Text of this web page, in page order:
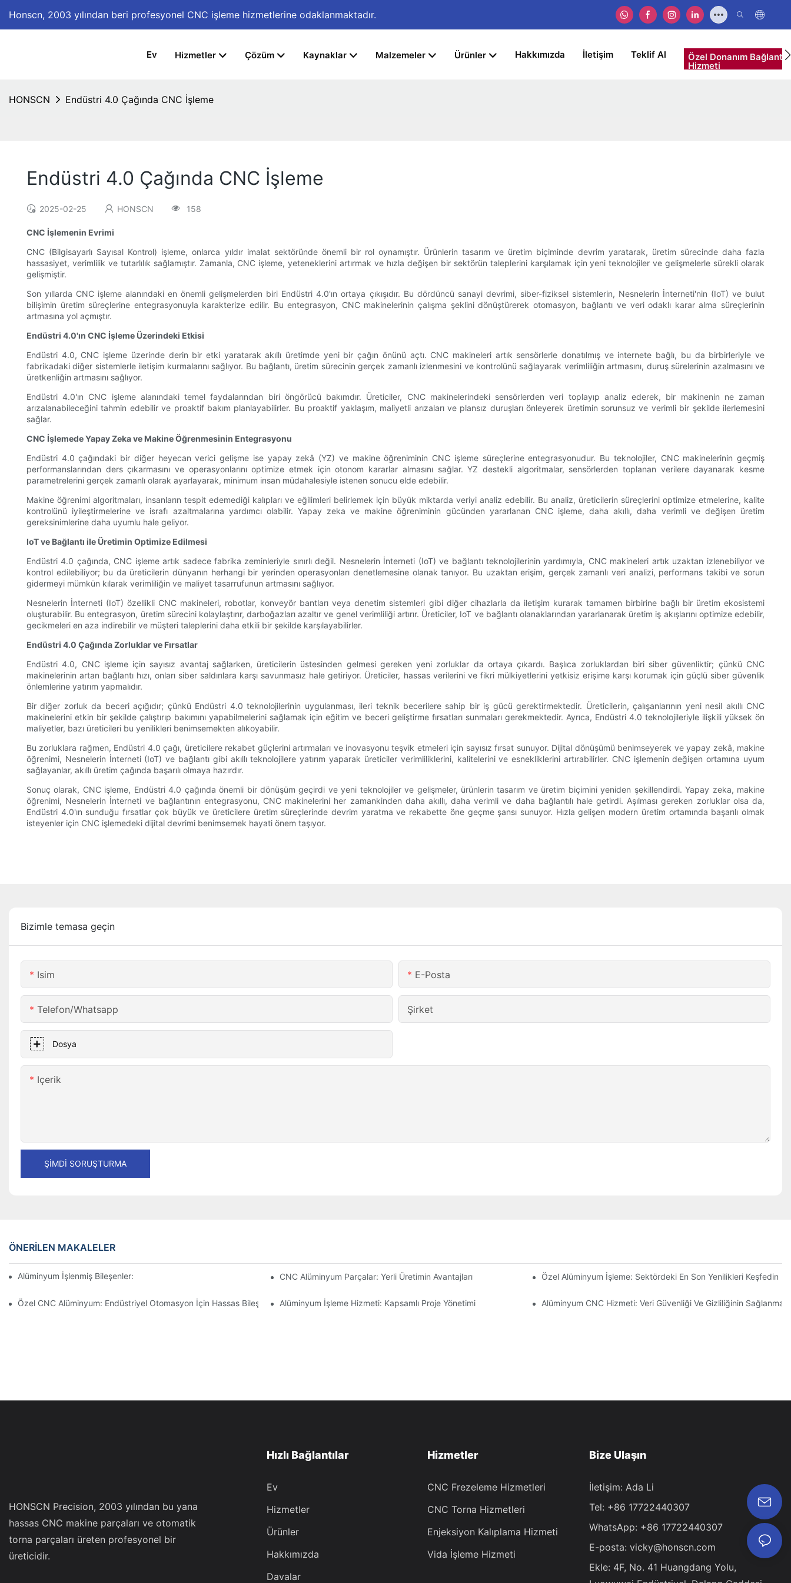
Honscn, 2003 yılından beri profesyonel CNC işleme hizmetlerine odaklanmaktadır.
Ev Hizmetler Çözüm Kaynaklar Malzemeler Ürünler Hakkımızda İletişim Teklif Al Özel Donanım Bağlantı
Hizmeti
HONSCN Endüstri 4.0 Çağında CNC İşleme
Endüstri 4.0 Çağında CNC İşleme
2025-02-25 HONSCN 158
CNC İşlemenin Evrimi
CNC (Bilgisayarlı Sayısal Kontrol) işleme, onlarca yıldır imalat sektöründe önemli bir rol oynamıştır. Ürünlerin tasarım ve üretim biçiminde devrim yaratarak, üretim sürecinde daha fazla
hassasiyet, verimlilik ve tutarlılık sağlamıştır. Zamanla, CNC işleme, yeteneklerini artırmak ve hızla değişen bir sektörün taleplerini karşılamak için yeni teknolojiler ve gelişmelerle sürekli olarak
gelişmiştir.
Son yıllarda CNC işleme alanındaki en önemli gelişmelerden biri Endüstri 4.0'ın ortaya çıkışıdır. Bu dördüncü sanayi devrimi, siber-fiziksel sistemlerin, Nesnelerin İnterneti'nin (IoT) ve bulut
bilişimin üretim süreçlerine entegrasyonuyla karakterize edilir. Bu entegrasyon, CNC makinelerinin çalışma şeklini dönüştürerek otomasyon, bağlantı ve veri odaklı karar alma süreçlerinin
artmasına yol açmıştır.
Endüstri 4.0'ın CNC İşleme Üzerindeki Etkisi
Endüstri 4.0, CNC işleme üzerinde derin bir etki yaratarak akıllı üretimde yeni bir çağın önünü açtı. CNC makineleri artık sensörlerle donatılmış ve internete bağlı, bu da birbirleriyle ve
fabrikadaki diğer sistemlerle iletişim kurmalarını sağlıyor. Bu bağlantı, üretim sürecinin gerçek zamanlı izlenmesini ve kontrolünü sağlayarak verimliliğin artmasını, duruş sürelerinin azalmasını ve
üretkenliğin artmasını sağlıyor.
Endüstri 4.0'ın CNC işleme alanındaki temel faydalarından biri öngörücü bakımdır. Üreticiler, CNC makinelerindeki sensörlerden veri toplayıp analiz ederek, bir makinenin ne zaman
arızalanabileceğini tahmin edebilir ve proaktif bakım planlayabilirler. Bu proaktif yaklaşım, maliyetli arızaları ve plansız duruşları önleyerek üretimin sorunsuz ve verimli bir şekilde ilerlemesini
sağlar.
CNC İşlemede Yapay Zeka ve Makine Öğrenmesinin Entegrasyonu
Endüstri 4.0 çağındaki bir diğer heyecan verici gelişme ise yapay zekâ (YZ) ve makine öğreniminin CNC işleme süreçlerine entegrasyonudur. Bu teknolojiler, CNC makinelerinin geçmiş
performanslarından ders çıkarmasını ve operasyonlarını optimize etmek için otonom kararlar almasını sağlar. YZ destekli algoritmalar, sensörlerden toplanan verilere dayanarak kesme
parametrelerini gerçek zamanlı olarak ayarlayarak, minimum insan müdahalesiyle istenen sonucu elde edebilir.
Makine öğrenimi algoritmaları, insanların tespit edemediği kalıpları ve eğilimleri belirlemek için büyük miktarda veriyi analiz edebilir. Bu analiz, üreticilerin süreçlerini optimize etmelerine, kalite
kontrolünü iyileştirmelerine ve israfı azaltmalarına yardımcı olabilir. Yapay zeka ve makine öğreniminin gücünden yararlanan CNC işleme, daha akıllı, daha verimli ve değişen üretim
gereksinimlerine daha uyumlu hale geliyor.
IoT ve Bağlantı ile Üretimin Optimize Edilmesi
Endüstri 4.0 çağında, CNC işleme artık sadece fabrika zeminleriyle sınırlı değil. Nesnelerin İnterneti (IoT) ve bağlantı teknolojilerinin yardımıyla, CNC makineleri artık uzaktan izlenebiliyor ve
kontrol edilebiliyor; bu da üreticilerin dünyanın herhangi bir yerinden operasyonları denetlemesine olanak tanıyor. Bu uzaktan erişim, gerçek zamanlı veri analizi, performans takibi ve sorun
gidermeyi mümkün kılarak verimliliğin ve maliyet tasarrufunun artmasını sağlıyor.
Nesnelerin İnterneti (IoT) özellikli CNC makineleri, robotlar, konveyör bantları veya denetim sistemleri gibi diğer cihazlarla da iletişim kurarak tamamen birbirine bağlı bir üretim ekosistemi
oluşturabilir. Bu entegrasyon, üretim sürecini kolaylaştırır, darboğazları azaltır ve genel verimliliği artırır. Üreticiler, IoT ve bağlantı olanaklarından yararlanarak üretim iş akışlarını optimize edebilir,
gecikmeleri en aza indirebilir ve müşteri taleplerini daha etkili bir şekilde karşılayabilirler.
Endüstri 4.0 Çağında Zorluklar ve Fırsatlar
Endüstri 4.0, CNC işleme için sayısız avantaj sağlarken, üreticilerin üstesinden gelmesi gereken yeni zorluklar da ortaya çıkardı. Başlıca zorluklardan biri siber güvenliktir; çünkü CNC
makinelerinin artan bağlantı hızı, onları siber saldırılara karşı savunmasız hale getiriyor. Üreticiler, hassas verilerini ve fikri mülkiyetlerini yetkisiz erişime karşı korumak için güçlü siber güvenlik
önlemlerine yatırım yapmalıdır.
Bir diğer zorluk da beceri açığıdır; çünkü Endüstri 4.0 teknolojilerinin uygulanması, ileri teknik becerilere sahip bir iş gücü gerektirmektedir. Üreticilerin, çalışanlarının yeni nesil akıllı CNC
makinelerini etkin bir şekilde çalıştırıp bakımını yapabilmelerini sağlamak için eğitim ve beceri geliştirme fırsatları sunmaları gerekmektedir. Ayrıca, Endüstri 4.0 teknolojileriyle ilişkili yüksek ön
maliyetler, bazı üreticileri bu yenilikleri benimsemekten alıkoyabilir.
Bu zorluklara rağmen, Endüstri 4.0 çağı, üreticilere rekabet güçlerini artırmaları ve inovasyonu teşvik etmeleri için sayısız fırsat sunuyor. Dijital dönüşümü benimseyerek ve yapay zekâ, makine
öğrenimi, Nesnelerin İnterneti (IoT) ve bağlantı gibi akıllı teknolojilere yatırım yaparak üreticiler verimliliklerini, kalitelerini ve esnekliklerini artırabilirler. CNC işlemenin değişen ortamına uyum
sağlayanlar, akıllı üretim çağında başarılı olmaya hazırdır.
Sonuç olarak, CNC işleme, Endüstri 4.0 çağında önemli bir dönüşüm geçirdi ve yeni teknolojiler ve gelişmeler, ürünlerin tasarım ve üretim biçimini yeniden şekillendirdi. Yapay zeka, makine
öğrenimi, Nesnelerin İnterneti ve bağlantının entegrasyonu, CNC makinelerini her zamankinden daha akıllı, daha verimli ve daha bağlantılı hale getirdi. Aşılması gereken zorluklar olsa da,
Endüstri 4.0'ın sunduğu fırsatlar çok büyük ve üreticilere üretim süreçlerinde devrim yaratma ve rekabette öne geçme şansı sunuyor. Hızla gelişen modern üretim ortamında başarılı olmak
isteyenler için CNC işlemedeki dijital devrimi benimsemek hayati önem taşıyor.
Bizimle temasa geçin
Isim E-Posta
Telefon/whatsapp Şirket
Dosya
Içerik
ŞIMDI SORUŞTURMA
ÖNERILEN MAKALELER
Alüminyum İşlenmiş Bileşenler: Niş Pazarlar İçin Özelleştirme CNC Alüminyum Parçalar: Yerli Üretimin Avantajları Özel Alüminyum İşleme: Sektördeki En Son Yenilikleri Keşfedin
Özel CNC Alüminyum: Endüstriyel Otomasyon İçin Hassas Bileşenler Alüminyum İşleme Hizmeti: Kapsamlı Proje Yönetimi Alüminyum CNC Hizmeti: Veri Güvenliği Ve Gizliliğinin Sağlanması
HONSCN Precision, 2003 yılından bu yana
hassas CNC makine parçaları ve otomatik
torna parçaları üreten profesyonel bir
üreticidir.
Hızlı Bağlantılar
Ev
Hizmetler
Ürünler
Hakkımızda
Davalar
Hizmetler
CNC Frezeleme Hizmetleri
CNC Torna Hizmetleri
Enjeksiyon Kalıplama Hizmeti
Vida İşleme Hizmeti
Bize Ulaşın
İletişim: Ada Li
Tel: +86 17722440307
WhatsApp: +86 17722440307
E-posta: vicky@honscn.com
Ekle: 4F, ​​No. 41 Huangdang Yolu,